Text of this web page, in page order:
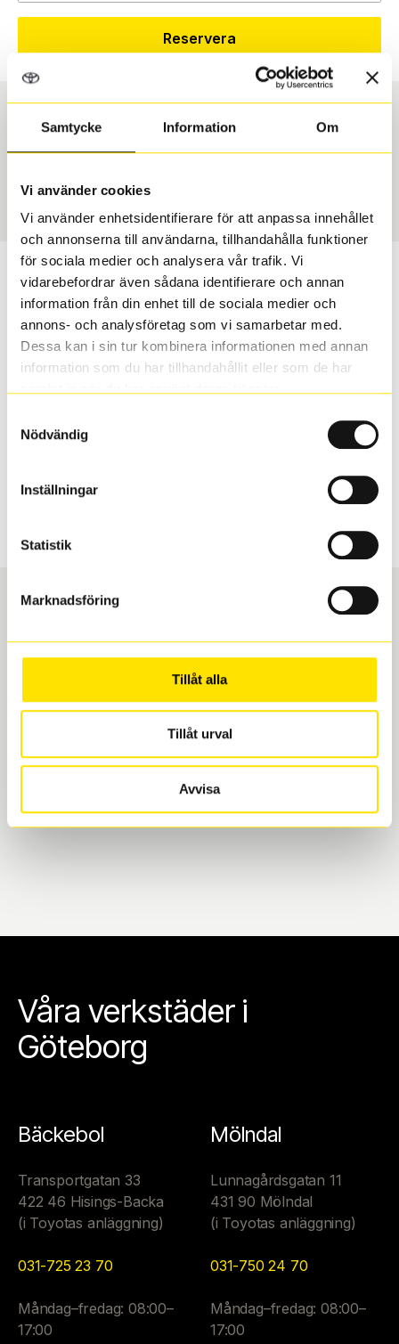
Samtycke Information Om
Vi använder cookies
Vi använder enhetsidentifierare för att anpassa innehållet
och annonserna till användarna, tillhandahålla funktioner
för sociala medier och analysera vår trafik. Vi
vidarebefordrar även sådana identifierare och annan
information från din enhet till de sociala medier och
annons- och analysföretag som vi samarbetar med.
Dessa kan i sin tur kombinera informationen med annan
information som du har tillhandahållit eller som de har
Nödvändig
Inställningar
Statistik
Marknadsföring
Tillåt alla
Tillåt urval
Avvisa
Reservera
Däcktyp
USA, 4x4 vinter
Däckstorlek
235/65 R 17 108T
2047
Passar detta däck min bil?
Ange registreringsnummer för att se om det däck du
valt passar din bilmodell. Om du köper däck som skall
sättas på dina befintliga fälgar, se till att kolla en extra
inte vara samma dimension som bilen hade ut från
Boka och hämta hos Däckspecialen
När du beställer dina nya däck eller fälgar hos oss
levereras de direkt till någon av våra däckverkstäder i
Göteborg. Välj mellan Hisingen (Bäckebol) eller
Mölndal. I beställningen anger du datum och tid för
vi till att de uppfyller alla krav för en säker körning.
Våra verkstäder i
Göteborg
Bäckebol
Transportgatan 33
422 46 Hisings-Backa
(i Toyotas anläggning)
031-725 23 70
Måndag–fredag: 08:00–
17:00
Mölndal
Lunnagårdsgatan 11
431 90 Mölndal
(i Toyotas anläggning)
031-750 24 70
Måndag–fredag: 08:00–
17:00